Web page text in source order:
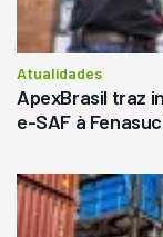
Atualidades
ApexBrasil traz
e-SAF à